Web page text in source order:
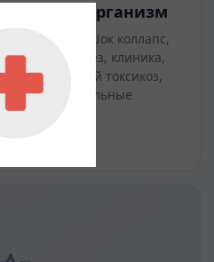
на организм
организм. Шок коллапс,
шок, патогенез, клиника,
токсикоз,
Терминальные